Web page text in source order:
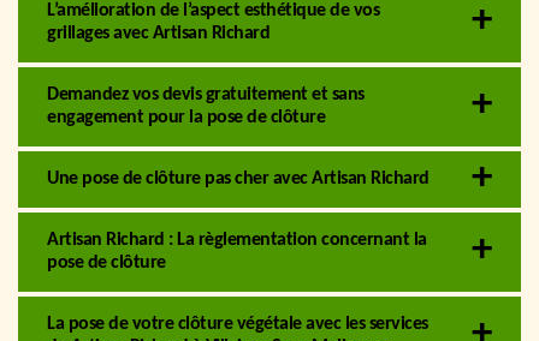
L’amélioration de l’aspect esthétique de vos
grillages avec Artisan Richard
Demandez vos devis gratuitement et sans
engagement pour la pose de clôture
Une pose de clôture pas cher avec Artisan Richard
Artisan Richard : La règlementation concernant la
pose de clôture
La pose de votre clôture végétale avec les services